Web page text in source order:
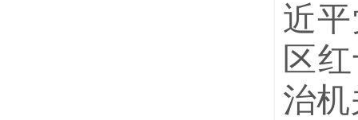
近
区
治机